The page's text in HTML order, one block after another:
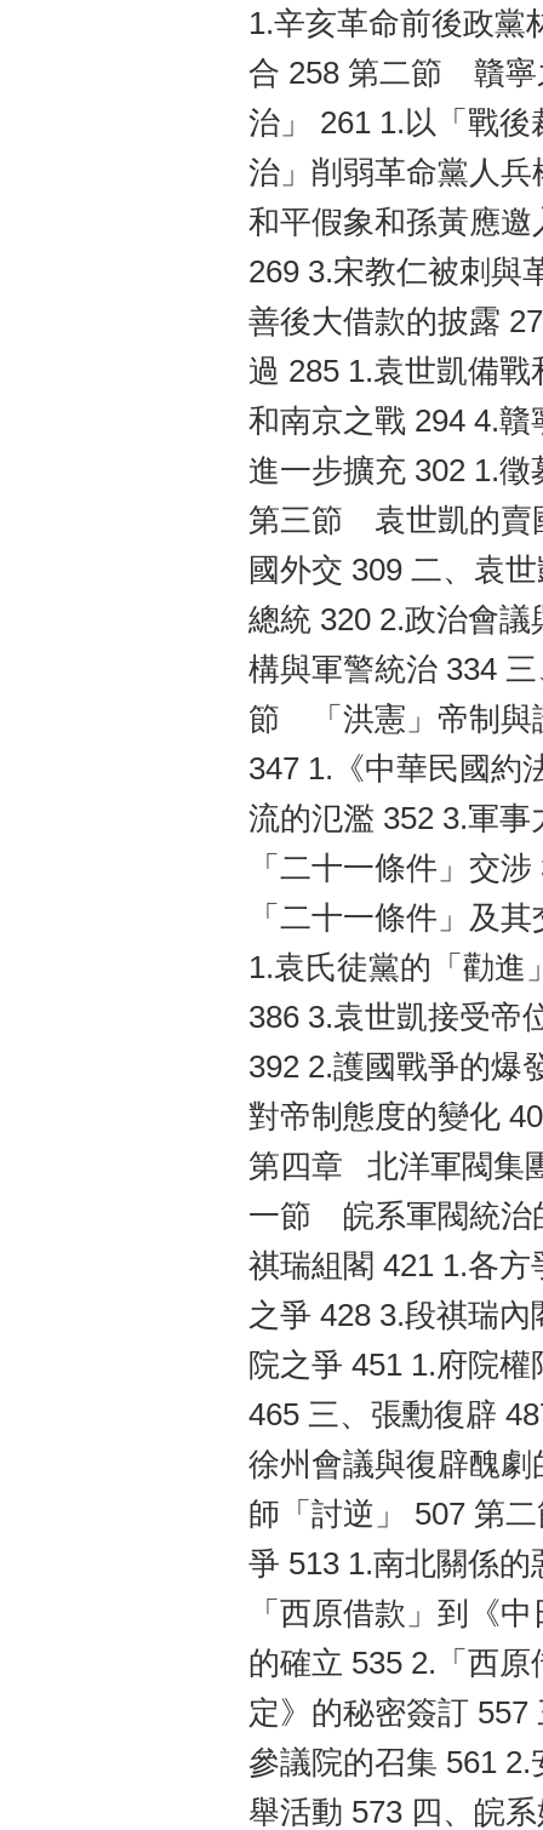
1.辛亥革命前後政黨
合 258 第二節 贛寧
治」 261 1.以「戰
治」削弱革命黨人
和平假象和孫黃應
269 3.宋教仁被刺與
善後大借款的披露
過 285 1.袁世凱備
和南京之戰 294 4.
進一步擴充 302 1.
第三節 袁世凱的賣
國外交 309 二、袁
總統 320 2.政治會
構與軍警統治 334
節 「洪憲」帝制與
347 1.《中華民國約
流的氾濫 352 3.軍
「二十一條件」交
「二十一條件」及
1.袁氏徒黨的「勸進
386 3.袁世凱接受帝
392 2.護國戰爭的爆
對帝制態度的變化
第四章 北洋軍閥集
一節 皖系軍閥統治
祺瑞組閣 421 1.各
之爭 428 3.段祺瑞
院之爭 451 1.府院
465 三、張勳復辟
徐州會議與復辟醜
師「討逆」 507 第
爭 513 1.南北關係
「西原借款」到《
的確立 535 2.「西
定》的秘密簽訂 557
參議院的召集 561
舉活動 573 四、皖